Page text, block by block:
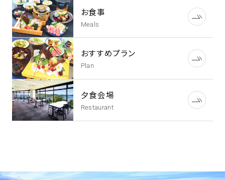
お食事
Meals
おすすめプラン
Plan
夕食会場
Restaurant